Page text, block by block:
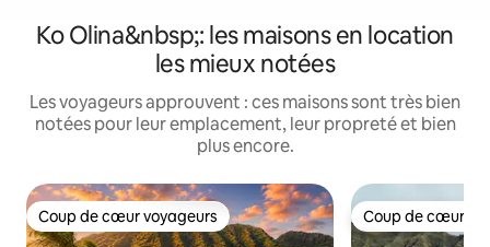
Ko Olina&nbsp;: les maisons en location
les mieux notées
Les voyageurs approuvent : ces maisons sont très bien
notées pour leur emplacement, leur propreté et bien
plus encore.
Coup de cœur voyageurs
Coup de cœur voyageurs Coup de cœur
Coup de cœur